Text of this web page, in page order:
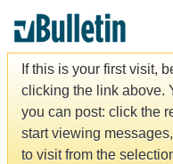
If this is your first visit,
clicking the link above.
you can post: click the
start viewing
to visit from the